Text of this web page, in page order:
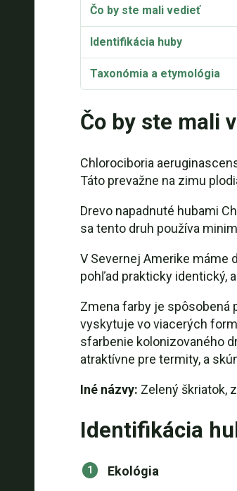
Čo by ste mali vedieť
Identifikácia huby
Taxonómia a etymológia
Čo by ste mali
Chlorociboria
Táto prevažne na zimu
Drevo napadnuté hubami
sa tento druh používa
V Severnej Amerike máme
pohľad prakticky identický,
Zmena farby je spôsobená
vyskytuje vo viacerých
sfarbenie kolonizovaného
atraktívne pre termity, a
Iné názvy: Zelený škriatok,
Identifikácia
Ekológia